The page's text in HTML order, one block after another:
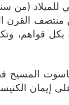
وحافظوا عليه
المسيح
إيمان